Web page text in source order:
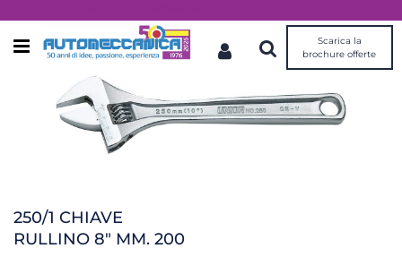
Open menu
Scarica la
brochure offerte
250/1 CHIAVE
RULLINO 8" MM. 200